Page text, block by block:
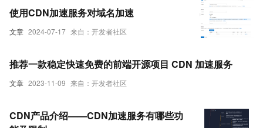
文章 2024-07-17 来自：开发者社区
使用CDN加速服务对域名加速
文章 2023-11-09 来自：开发者社区
推荐一款稳定快速免费的前端开源项目 CDN 加速服务
CDN产品介绍——CDN加速服务有哪些功